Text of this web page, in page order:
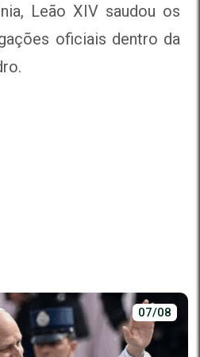
Leão XIV saudou os
oficiais dentro da
07/08